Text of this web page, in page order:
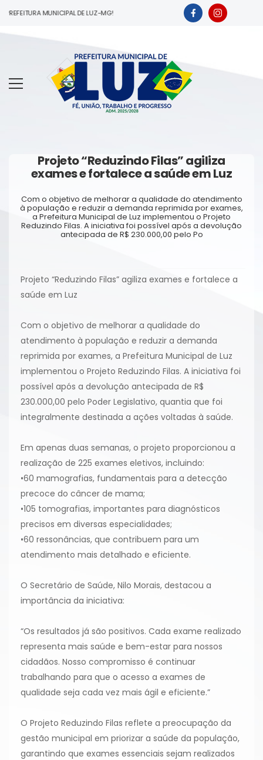
MUNICIPAL DE LUZ-MG!
Projeto “Reduzindo Filas” agiliza
exames e fortalece a saúde em Luz
Com o objetivo de melhorar a qualidade do atendimento
à população e reduzir a demanda reprimida por exames,
a Prefeitura Municipal de Luz implementou o Projeto
Reduzindo Filas. A iniciativa foi possível após a devolução
antecipada de R$ 230.000,00 pelo Po
Projeto “Reduzindo Filas” agiliza exames e fortalece a
saúde em Luz
Com o objetivo de melhorar a qualidade do
atendimento à população e reduzir a demanda
reprimida por exames, a Prefeitura Municipal de Luz
implementou o Projeto Reduzindo Filas. A iniciativa foi
possível após a devolução antecipada de R$
230.000,00 pelo Poder Legislativo, quantia que foi
integralmente destinada a ações voltadas à saúde.
Em apenas duas semanas, o projeto proporcionou a
realização de 225 exames eletivos, incluindo:
•60 mamografias, fundamentais para a detecção
precoce do câncer de mama;
•105 tomografias, importantes para diagnósticos
precisos em diversas especialidades;
•60 ressonâncias, que contribuem para um
atendimento mais detalhado e eficiente.
O Secretário de Saúde, Nilo Morais, destacou a
importância da iniciativa:
“Os resultados já são positivos. Cada exame realizado
representa mais saúde e bem-estar para nossos
cidadãos. Nosso compromisso é continuar
trabalhando para que o acesso a exames de
qualidade seja cada vez mais ágil e eficiente.”
O Projeto Reduzindo Filas reflete a preocupação da
gestão municipal em priorizar a saúde da população,
garantindo que exames essenciais sejam realizados